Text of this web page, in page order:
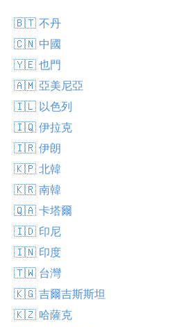
🇧🇹 不丹
🇨🇳 中國
🇾🇪 也門
🇦🇲 亞美尼亞
🇮🇱 以色列
🇮🇶 伊拉克
🇮🇷 伊朗
🇰🇵 北韓
🇰🇷 南韓
🇶🇦 卡塔爾
🇮🇩 印尼
🇮🇳 印度
🇹🇼 台灣
🇰🇬 吉爾吉斯斯坦
🇰🇿 哈薩克